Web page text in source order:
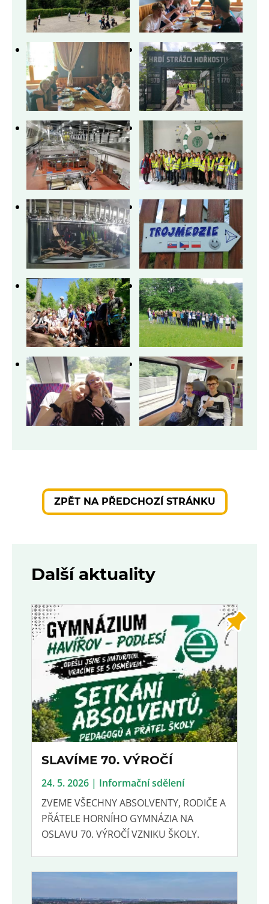
ZPĚT NA PŘEDCHOZÍ STRÁNKU
Další aktuality
SLAVÍME 70. VÝROČÍ
24. 5. 2026 | Informační sdělení
ZVEME VŠECHNY ABSOLVENTY, RODIČE A
PŘÁTELE HORNÍHO GYMNÁZIA NA
OSLAVU 70. VÝROČÍ VZNIKU ŠKOLY.